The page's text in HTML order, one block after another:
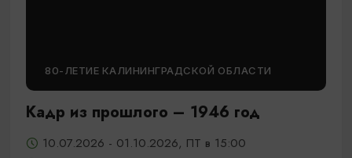
80-ЛЕТИЕ КАЛИНИНГРАДСКОЙ ОБЛАСТИ
Кадр из прошлого – 1946 год
10.07.2026 - 01.10.2026, ПТ в 15:00